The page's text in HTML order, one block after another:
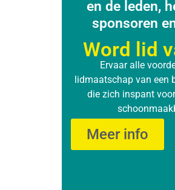
en de leden,
sponsoren
Word lid
Ervaar alle
lidmaatschap van een
die zich inspant
Meer info